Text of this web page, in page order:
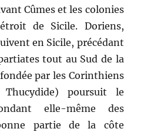
Cûmes et les colonies
de Sicile. Doriens,
en Sicile, précédant
tout au Sud de la
par les Corinthiens
poursuit le
elle-même des
partie de la côte